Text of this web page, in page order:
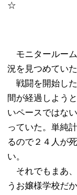
☆
モニタールー
況を見つめていた
戦闘を開始し
間が経過しよう
いペースではな
っていた。単純
るので２４人が
い。
それでもまあ
うお嬢様学校だ